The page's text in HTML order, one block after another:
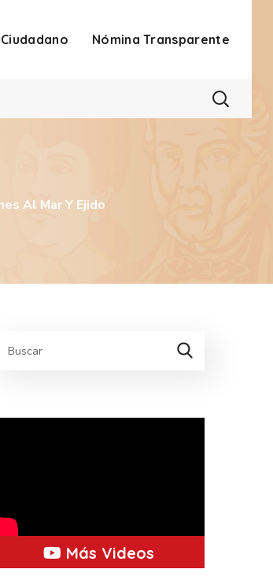
Nómina Transparente
Al Mar Y Ejido
Más Videos